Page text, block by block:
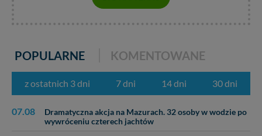
POPULARNE KOMENTOWANE
z ostatnich 3 dni 7 dni 14 dni 30 dni
07.08
Dramatyczna akcja na Mazurach. 32 osoby w wodzie po
wywróceniu czterech jachtów